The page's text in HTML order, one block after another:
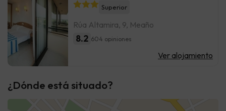
Superior
Rúa Altamira, 9, Meaño
8.2 604 opiniones
Ver alojamiento
¿Dónde está situado?